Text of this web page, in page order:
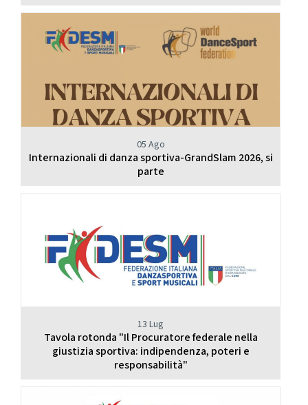
05 Ago
Internazionali di danza sportiva-GrandSlam 2026, si
parte
13 Lug
Tavola rotonda "Il Procuratore federale nella
giustizia sportiva: indipendenza, poteri e
responsabilità"